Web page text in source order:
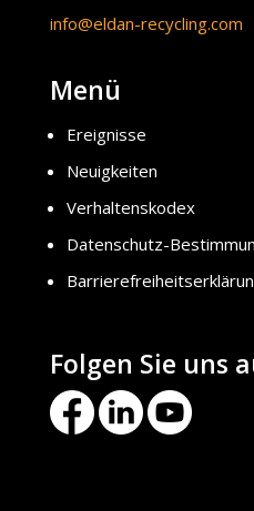
info@eldan-recycling.com
Menü
Ereignisse
Neuigkeiten
Verhaltenskodex
Datenschutz-
Folgen Sie uns